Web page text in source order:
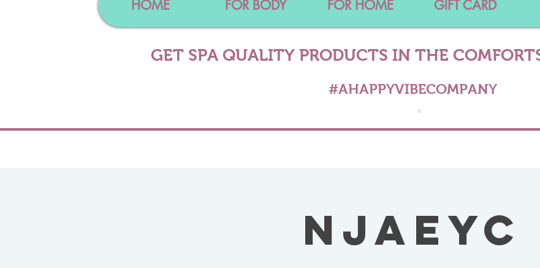
HOME FOR BODY FOR HOME GIFT CARD
GET SPA QUALITY PRODUCTS IN THE
#AHAPPYVIBECOMPANY
NJAEYC